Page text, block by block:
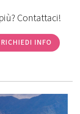
Contattaci!
RICHIEDI INFO